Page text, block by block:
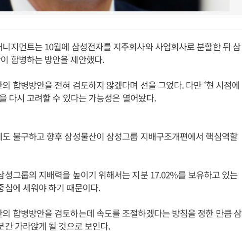
지먼트는 10월에 삼성전자를 지주회사와 사업회사로 분할한 뒤 삼
합병하는 방안을 제안했다.
합병방안을 전혀 검토하지 않겠다며 선을 그었다. 다만 ‘현 시점에
다시 고려할 수 있다는 가능성은 열어놨다.
불구하고 향후 삼성물산이 삼성그룹 지배구조개편에서 핵심역할
성그룹의 지배력을 높이기 위해서는 지분 17.02%를 보유하고 있는
심에 세워야 하기 때문이다.
합병방안을 검토하는데 속도를 조절하겠다는 방침을 정한 만큼 삼
간 가라앉게 될 것으로 보인다.